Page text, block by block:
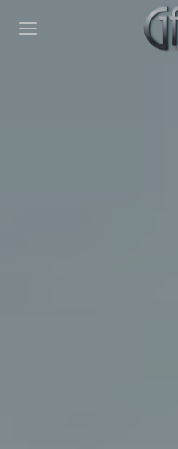
Cookies management panel